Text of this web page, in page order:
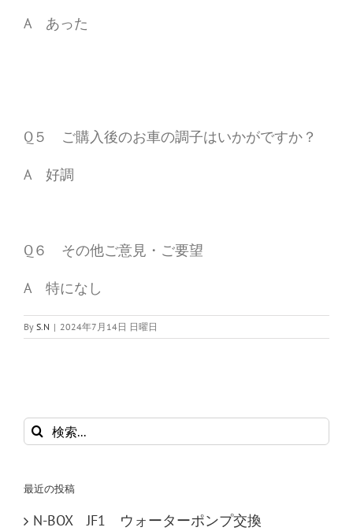
A あった
Q５ ご購入後のお車の調子はいかがですか？
A 好調
Q６ その他ご意見・ご要望
A 特になし
By S.N | 2024年7月14日 日曜日
検
索
最近の投稿
N-BOX JF1 ウォーターポンプ交換